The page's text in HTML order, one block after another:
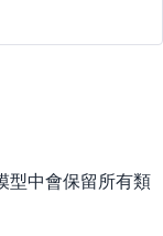
型中會保留所有類